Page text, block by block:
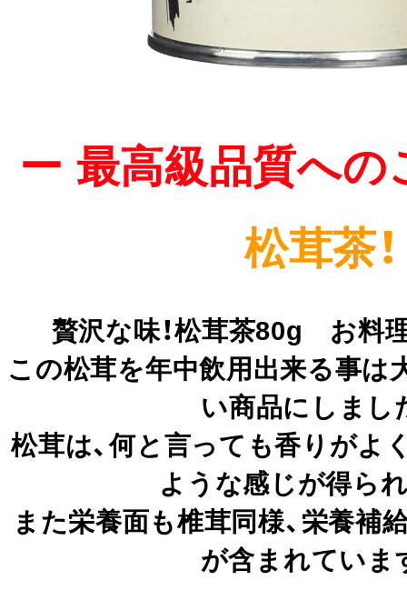
ー 最高級品質への
松茸茶！
贅沢な味！松茸茶80g お料
この松茸を年中飲用出来る事は
い商品にしまし
松茸は、何と言っても香りがよ
ような感じが得ら
また栄養面も椎茸同様、栄養補
が含まれていま